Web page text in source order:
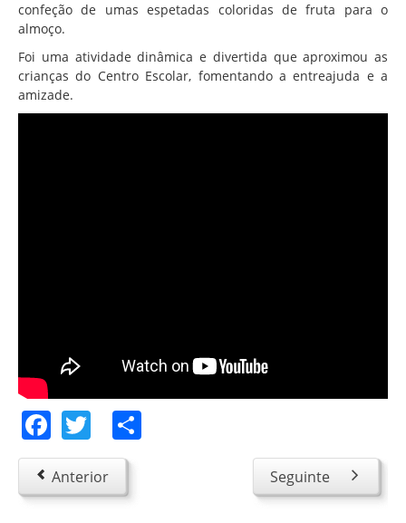
Secretarias
Bibliotecas
Reprografias/Papelarias
Bufetes/Bares
confeção de umas espetadas coloridas de fruta para o
almoço.
Foi uma atividade dinâmica e divertida que aproximou as
crianças do Centro Escolar, fomentando a entreajuda e a
amizade.
Facebook
Twitter
Anterior Seguinte